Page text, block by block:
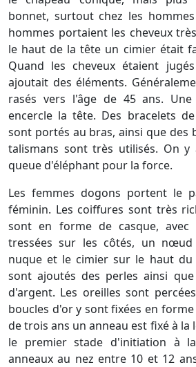
bonnet, surtout chez les
hommes portaient les cheveux
le haut de la tête un cimier était
Quand les cheveux étaient
ajoutait des éléments.
rasés vers l'âge de 45 ans.
encercle la tête. Des bracelets
sont portés au bras, ainsi que des
talismans sont très utilisés. On
queue d'éléphant pour la force.
Les femmes dogons portent le
féminin. Les coiffures sont très
sont en forme de casque, avec
tressées sur les côtés, un
nuque et le cimier sur le haut du
sont ajoutés des perles ainsi
d'argent. Les oreilles sont
boucles d'or y sont fixées en
de trois ans un anneau est fixé à
le premier stade d'initiation à
anneaux au nez entre 10 et 12